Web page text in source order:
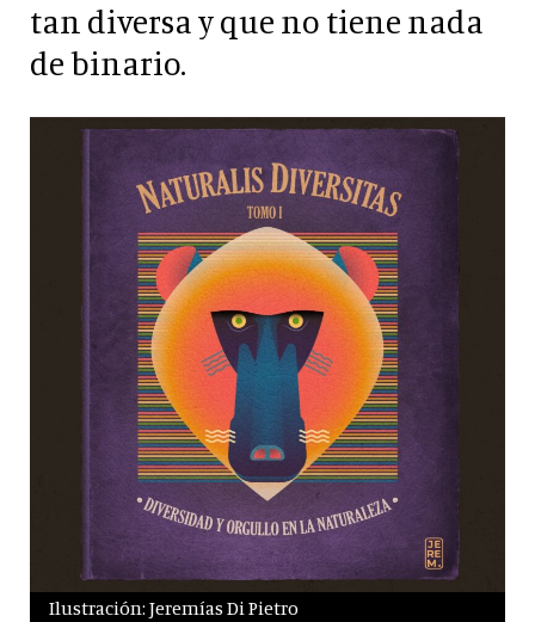
tan diversa y que no tiene nada
de binario.
Ilustración: Jeremías Di Pietro